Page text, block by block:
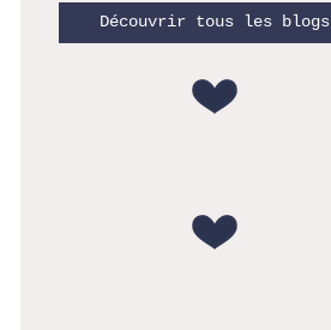
Découvrir tous les blogs